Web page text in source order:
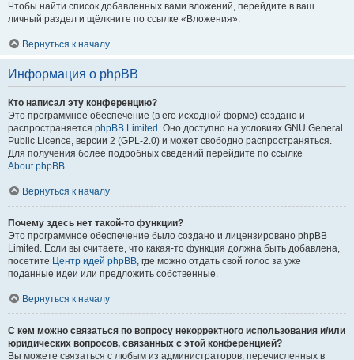
Чтобы найти список добавленных вами вложений, перейдите в ваш
личный раздел и щёлкните по ссылке «Вложения».
Вернуться к началу
Информация о phpBB
Кто написал эту конференцию?
Это программное обеспечение (в его исходной форме) создано и
распространяется phpBB Limited . Оно доступно на условиях GNU General
Public Licence, версии 2 (GPL-2.0) и может свободно распространяться.
Для получения более подробных сведений перейдите по ссылке
About phpBB.
Вернуться к началу
Почему здесь нет такой-то функции?
Это программное обеспечение было создано и лицензировано phpBB
Limited. Если вы считаете, что какая-то функция должна быть добавлена,
посетите Центр идей phpBB, где можно отдать свой голос за уже
поданные идеи или предложить собственные.
Вернуться к началу
С кем можно связаться по вопросу некорректного использования и/или
юридических вопросов, связанных с этой конференцией?
Вы можете связаться с любым из администраторов, перечисленных в